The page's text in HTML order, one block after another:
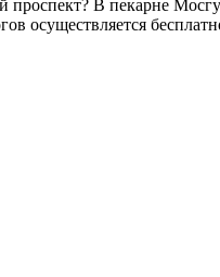
проспект? В пекарне
осуществляется